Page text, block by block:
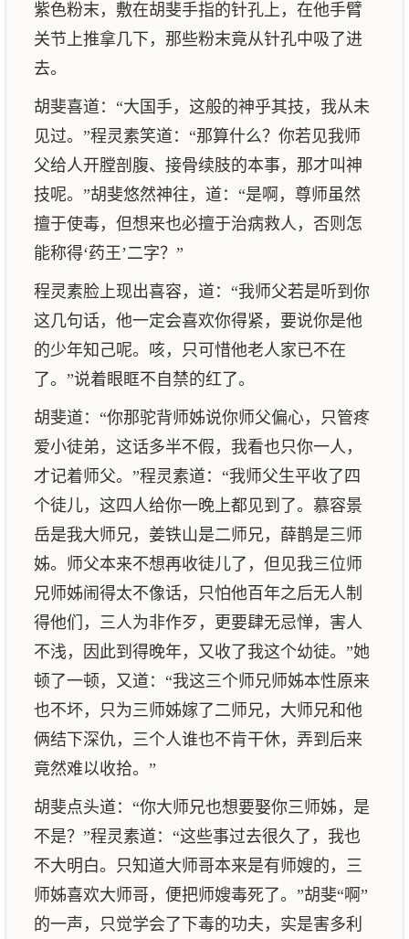
紫色粉末，敷在胡斐手指的针孔上，在他手臂
关节上推拿几下，那些粉末竟从针孔中吸了进
去。
胡斐喜道：“大国手，这般的神乎其技，我从未
见过。”程灵素笑道：“那算什么？你若见我师
父给人开膛剖腹、接骨续肢的本事，那才叫神
技呢。”胡斐悠然神往，道：“是啊，尊师虽然
擅于使毒，但想来也必擅于治病救人，否则怎
能称得‘药王’二字？”
程灵素脸上现出喜容，道：“我师父若是听到你
这几句话，他一定会喜欢你得紧，要说你是他
的少年知己呢。咳，只可惜他老人家已不在
了。”说着眼眶不自禁的红了。
胡斐道：“你那驼背师姊说你师父偏心，只管疼
爱小徒弟，这话多半不假，我看也只你一人，
才记着师父。”程灵素道：“我师父生平收了四
个徒儿，这四人给你一晚上都见到了。慕容景
岳是我大师兄，姜铁山是二师兄，薛鹊是三师
姊。师父本来不想再收徒儿了，但见我三位师
兄师姊闹得太不像话，只怕他百年之后无人制
得他们，三人为非作歹，更要肆无忌惮，害人
不浅，因此到得晚年，又收了我这个幼徒。”她
顿了一顿，又道：“我这三个师兄师姊本性原来
也不坏，只为三师姊嫁了二师兄，大师兄和他
俩结下深仇，三个人谁也不肯干休，弄到后来
竟然难以收拾。”
胡斐点头道：“你大师兄也想要娶你三师姊，是
不是？”程灵素道：“这些事过去很久了，我也
不大明白。只知道大师哥本来是有师嫂的，三
师姊喜欢大师哥，便把师嫂毒死了。”胡斐“啊”
的一声，只觉学会了下毒的功夫，实是害多利